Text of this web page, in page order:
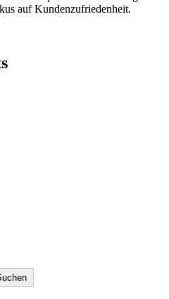
auf Kundenzufriedenheit.